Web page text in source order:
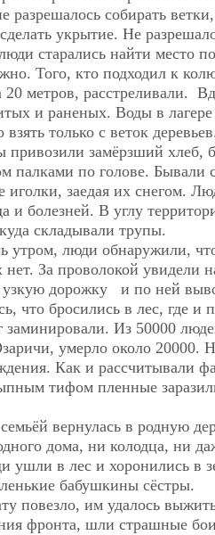
разрешалось собирать
укрытие. Не
старались найти место
Того, кто подходил к
метров, расстреливали.
и раненых. Воды в
только с веток
замёрзший хлеб,
палками по голове. Бывали
иголки, заедая их снегом.
и болезней. В углу
складывали трупы.
люди обнаружили,
За проволокой увидели
узкую дорожку и по ней
что бросились в лес, где и
заминировали. Из 50000
умерло около 20000.
Как и рассчитывали
тифом пленные
вернулась в родную
дома, ни колодца, ни
в лес и хоронились в
бабушкины сёстры.
повезло, им удалось
фронта, шли страшные